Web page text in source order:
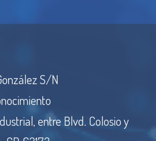
S/N
entre Blvd. Colosio y